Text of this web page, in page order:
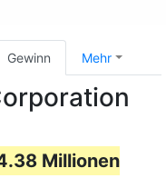
Gewinn Mehr
Millionen